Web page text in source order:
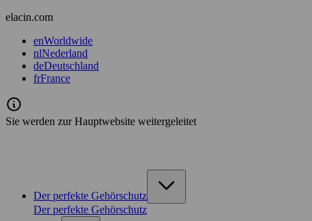
elacin.com
enWorldwide
nlNederland
deDeutschland
frFrance
Sie werden zur Hauptwebsite weitergeleitet
Der perfekte Gehörschutz
Der perfekte Gehörschutz